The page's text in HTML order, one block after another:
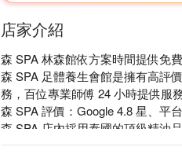
店家介紹
森 SPA 林森館依方案時間提供免費
森 SPA 足體養生會館是擁有高評
務，百位專業師傅 24 小時提供服
森 SPA 評價：Google 4.8 星、平
森 SPA 店內採用泰國的頂級精油
海、玫瑰、薰衣草，讓連身心與精